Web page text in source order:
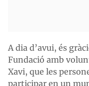
A dia d’avui, és
Fundació amb
Xavi, que les
participar en un